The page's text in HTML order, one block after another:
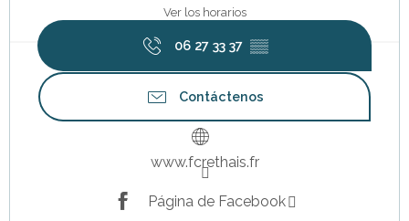
Ver los horarios
06 27 33 37 ▒▒
Contáctenos
www.fcrethais.fr
Página de Facebook